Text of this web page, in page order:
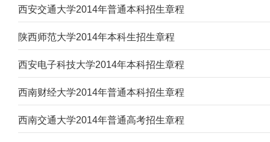
西安交通大学2014年普通本科招生章程
陕西师范大学2014年本科生招生章程
西安电子科技大学2014年本科招生章程
西南财经大学2014年普通本科招生章程
西南交通大学2014年普通高考招生章程